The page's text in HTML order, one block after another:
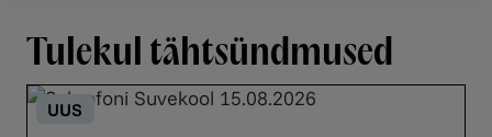
Tulekul tähtsündmused
UUS